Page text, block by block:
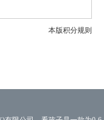
本版积分规则